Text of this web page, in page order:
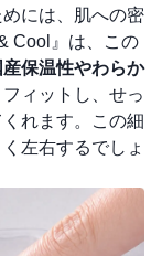
には、肌への密
Cool』は、この
保温性やわらか
ィットし、せっ
れます。この細
左右するでしょ